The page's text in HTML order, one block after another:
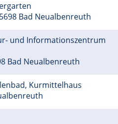
Bad Neualbenreuth
und Informationszentrum
Bad Neualbenreuth
Kurmittelhaus